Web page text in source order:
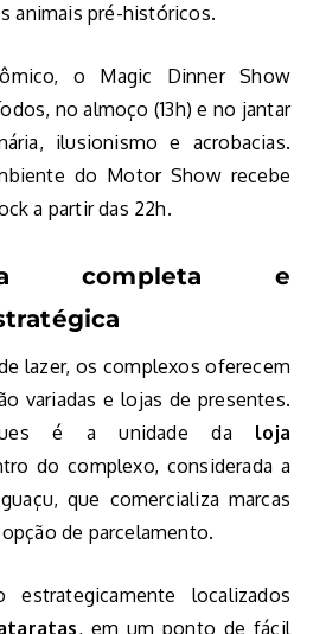
animais pré-históricos.
o Magic Dinner Show
no almoço (13h) e no jantar
ilusionismo e acrobacias.
do Motor Show recebe
a partir das 22h.
completa e
lazer, os complexos oferecem
variadas e lojas de presentes.
é a unidade da loja
do complexo, considerada a
que comercializa marcas
de parcelamento.
estrategicamente localizados
, em um ponto de fácil